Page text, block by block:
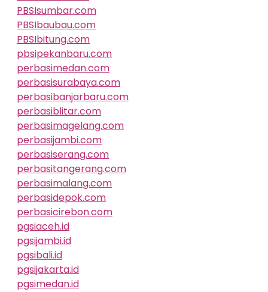
PBSIsumbar.com
PBSIbaubau.com
PBSIbitung.com
pbsipekanbaru.com
perbasimedan.com
perbasisurabaya.com
perbasibanjarbaru.com
perbasiblitar.com
perbasimagelang.com
perbasijambi.com
perbasiserang.com
perbasitangerang.com
perbasimalang.com
perbasidepok.com
perbasicirebon.com
pgsiaceh.id
pgsijambi.id
pgsibali.id
pgsijakarta.id
pgsimedan.id